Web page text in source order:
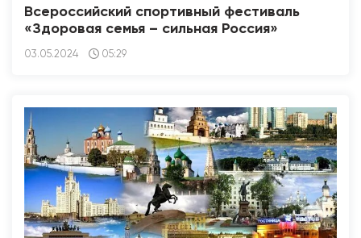
Всероссийский спортивный фестиваль
«Здоровая семья – сильная Россия»
03.05.2024 05:29